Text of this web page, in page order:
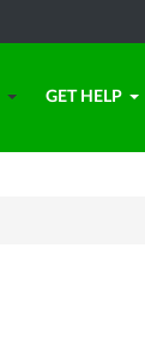
GET HELP